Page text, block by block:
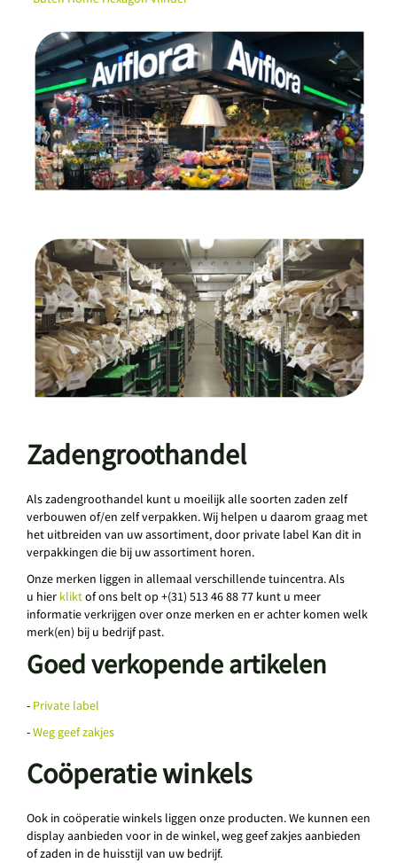
Zadengroothandel
Als zadengroothandel kunt u moeilijk alle soorten zaden zelf
verbouwen of/en zelf verpakken. Wij helpen u daarom graag met
het uitbreiden van uw assortiment, door private label Kan dit in
verpakkingen die bij uw assortiment horen.
Onze merken liggen in allemaal verschillende tuincentra. Als
u hier kliktof ons belt op +(31) 513 46 88 77 kunt u meer
informatie verkrijgen over onze merken en er achter komen welk
merk(en) bij u bedrijf past.
Goed verkopende artikelen
- Private label
-Weg geef zakjes
Coöperatie winkels
Ook in coöperatie winkels liggen onze producten. We kunnen een
display aanbieden voor in de winkel, weg geef zakjes aanbieden
of zaden in de huisstijl van uw bedrijf.